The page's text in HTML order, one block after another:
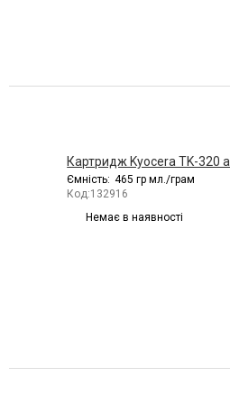
Код:132916
Немає в наявності
Картридж Kyocera TK-320
Ємність: 465 гр мл./грам